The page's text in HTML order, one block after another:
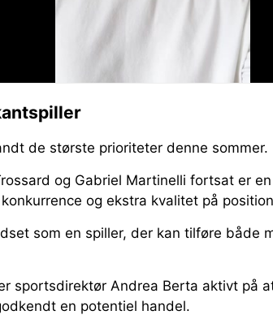
de største prioriteter denne sommer.
og Gabriel Martinelli fortsat er
og ekstra kvalitet på
som en spiller, der kan tilføre både
sportsdirektør Andrea Berta aktivt på
en potentiel handel.